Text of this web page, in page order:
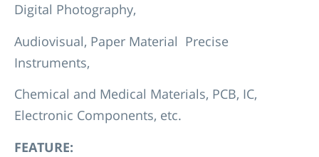
Digital Photography,
Audiovisual, Paper Material Precise
Instruments,
Chemical and Medical Materials, PCB, IC,
Electronic Components, etc.
FEATURE: